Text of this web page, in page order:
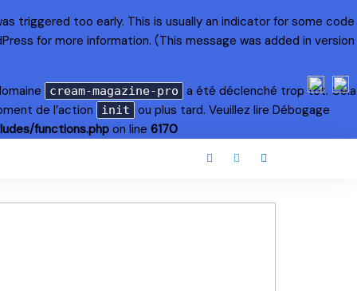
triggered too early. This is usually an indicator for some code
for more information. (This message was added in version
cream-magazine-pro
a été déclenché trop tôt. Cela
de l’action
init ou plus tard. Veuillez lire Débogage
functions.php on line 6170